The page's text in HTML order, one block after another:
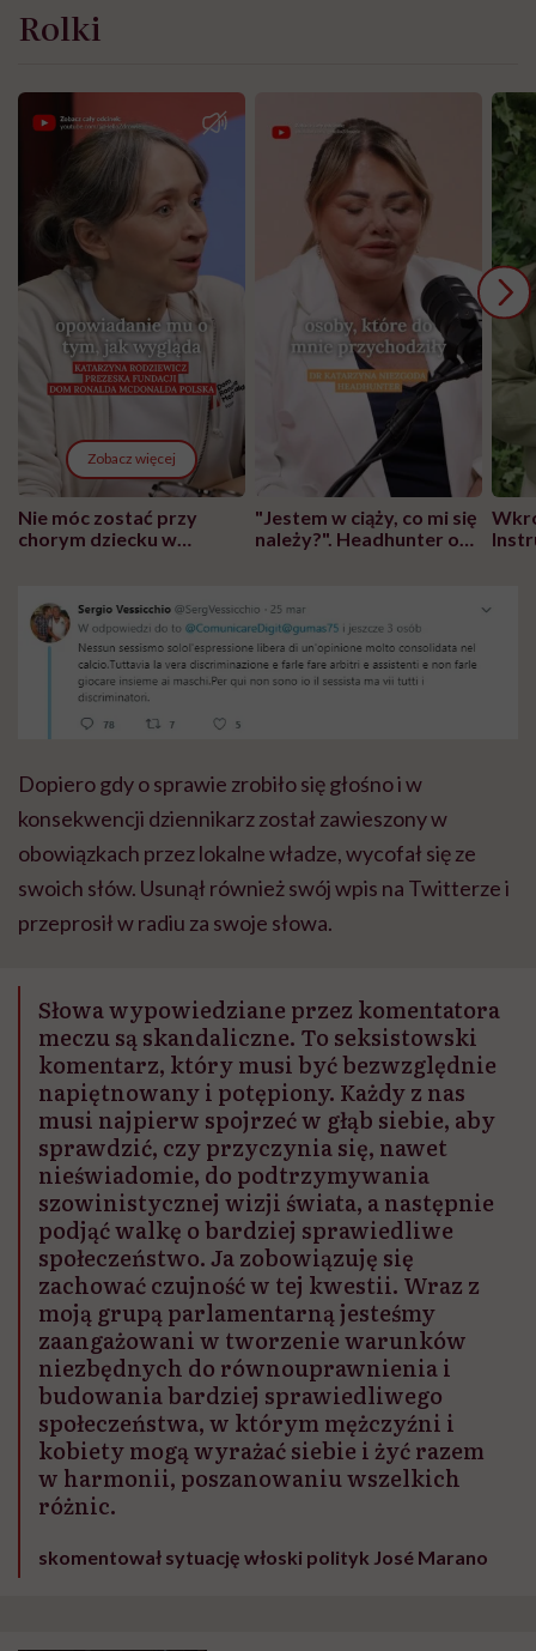
Rolki
Zobacz więcej
Nie móc zostać przy
chorym dziecku w
może chyba tylko
głupota i brak
wyobraźni"
"Jestem w ciąży, co mi się
należy?". Headhunter o
pracy
Dopiero gdy o sprawie zrobiło się głośno i w
konsekwencji dziennikarz został zawieszony w
obowiązkach przez lokalne władze, wycofał się ze
swoich słów. Usunął również swój wpis na Twitterze i
przeprosił w radiu za swoje słowa.
Słowa wypowiedziane przez komentatora
meczu są skandaliczne. To seksistowski
komentarz, który musi być bezwzględnie
napiętnowany i potępiony. Każdy z nas
musi najpierw spojrzeć w głąb siebie, aby
sprawdzić, czy przyczynia się, nawet
nieświadomie, do podtrzymywania
szowinistycznej wizji świata, a następnie
podjąć walkę o bardziej sprawiedliwe
społeczeństwo. Ja zobowiązuję się
zachować czujność w tej kwestii. Wraz z
moją grupą parlamentarną jesteśmy
zaangażowani w tworzenie warunków
niezbędnych do równouprawnienia i
budowania bardziej sprawiedliwego
społeczeństwa, w którym mężczyźni i
kobiety mogą wyrażać siebie i żyć razem
w harmonii, poszanowaniu wszelkich
różnic.
skomentował sytuację włoski polityk José Marano